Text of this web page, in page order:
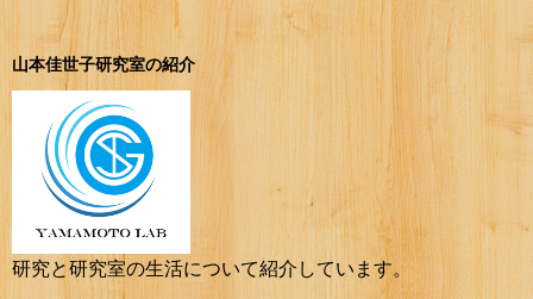
山本佳世子研究室の紹介
研究と研究室の生活について紹介しています。